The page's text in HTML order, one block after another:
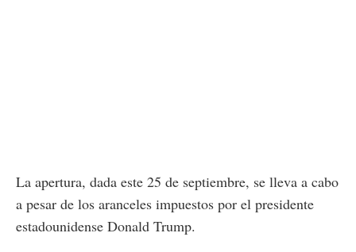
La apertura, dada este 25 de septiembre, se lleva a cabo
a pesar de los aranceles impuestos por el presidente
estadounidense Donald Trump.